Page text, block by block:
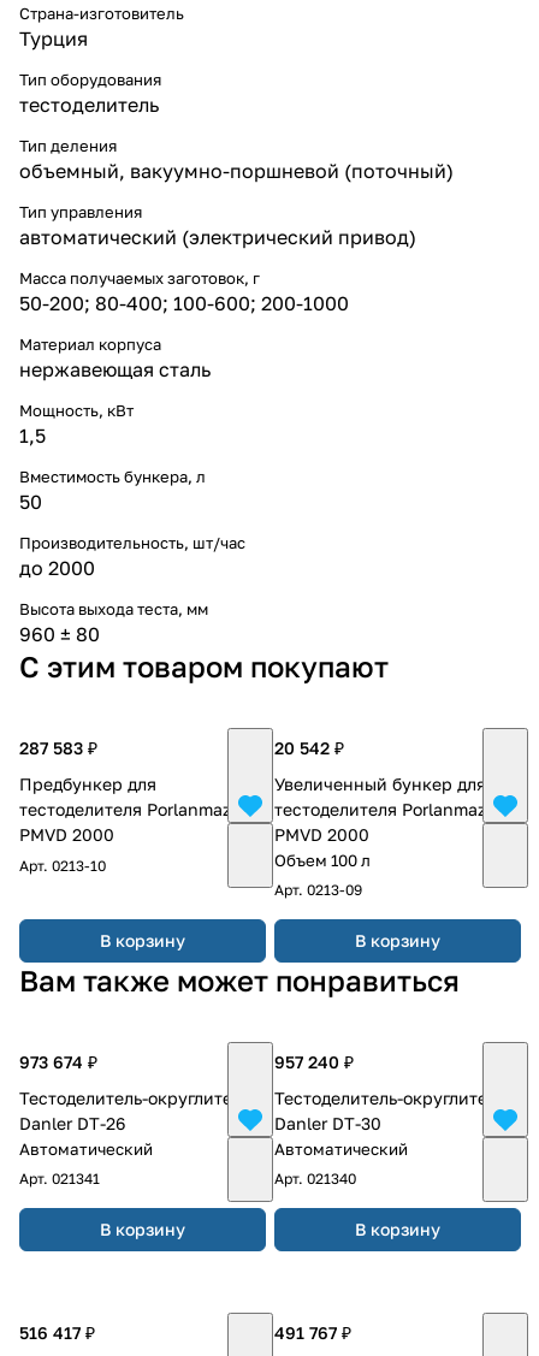
Страна-изготовитель
Турция
Тип оборудования
тестоделитель
Тип деления
объемный, вакуумно-поршневой (поточный)
Тип управления
автоматический (электрический привод)
Масса получаемых заготовок, г
50-200; 80-400; 100-600; 200-1000
Материал корпуса
нержавеющая сталь
Мощность, кВт
1,5
Вместимость бункера, л
50
Производительность, шт/час
до 2000
Высота выхода теста, мм
960 ± 80
С этим товаром покупают
287 583 ₽
Предбункер для
тестоделителя Porlanmaz
PMVD 2000
Арт. 0213-10
В корзину
20 542 ₽
Увеличенный бункер для
тестоделителя Porlanmaz
PMVD 2000
Объем 100 л
Арт. 0213-09
В корзину
Вам также может понравиться
973 674 ₽
Тестоделитель-округлитель
Danler DT-26
Автоматический
Арт. 021341
В корзину
957 240 ₽
Тестоделитель-округлитель
Danler DT-30
Автоматический
Арт. 021340
В корзину
516 417 ₽
491 767 ₽